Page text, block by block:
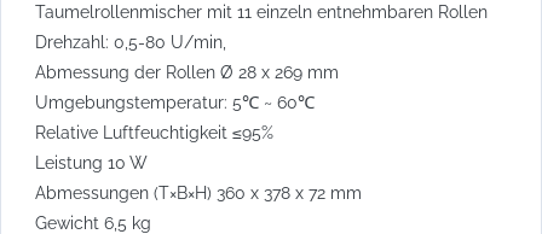
Taumelrollenmischer mit 11 einzeln entnehmbaren Rollen
Drehzahl: 0,5-80 U/min,
Abmessung der Rollen Ø 28 x 269 mm
Umgebungstemperatur: 5℃ ~ 60℃
Relative Luftfeuchtigkeit ≤95%
Leistung 10 W
Abmessungen (T×B×H) 360 x 378 x 72 mm
Gewicht 6,5 kg